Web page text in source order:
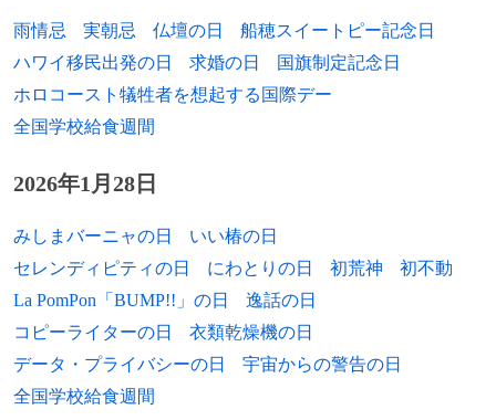
1957年 柴門ふみ、漫画家
1957年 小林健二、アーティスト
1958年 高橋比奈子、政治家
1958年 アレン・スティール、SF作家
1958年 トーマス・キンケード、画家
1959年 椎野茂、アナウンサー
1959年 竹本泉、漫画家
雨情忌 実朝忌 仏壇の日
船穂スイートピー記念日
ハワイ移民出発の日
求婚の日
国旗制定記念日
ホロコースト犠牲者を想起する国際デー
全国学校給食週間
2026年1月28日
みしまバーニャの日
いい椿の日
セレンディピティの日
にわとりの日 初荒神
初不動
La PomPon「BUMP!!」の日
逸話の日
コピーライターの日
衣類乾燥機の日
データ・プライバシーの日
宇宙からの警告の日
全国学校給食週間